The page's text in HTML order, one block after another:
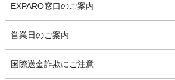
EXPARO窓口のご案内
営業日のご案内
国際送金詐欺にご注意